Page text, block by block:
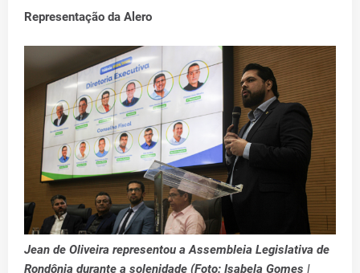
Representação da Alero
Jean de Oliveira representou a Assembleia Legislativa de
Rondônia durante a solenidade (Foto: Isabela Gomes |